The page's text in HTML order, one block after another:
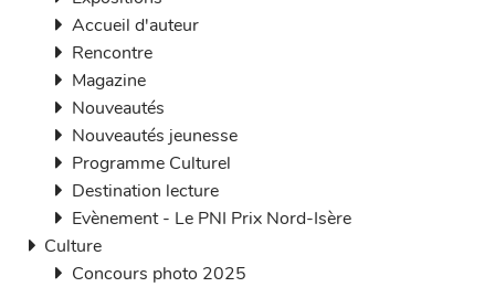
Accueil d'auteur
Rencontre
Magazine
Nouveautés
Nouveautés jeunesse
Programme Culturel
Destination lecture
Evènement - Le PNI Prix Nord-Isère
Culture
Concours photo 2025